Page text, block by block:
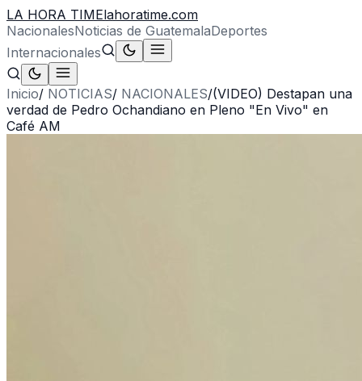
LA HORA TIMElahoratime.com
NacionalesNoticias de GuatemalaDeportes
Internacionales
Inicio/ NOTICIAS/ NACIONALES/(VIDEO) Destapan una
verdad de Pedro Ochandiano en Pleno "En Vivo" en
Café AM